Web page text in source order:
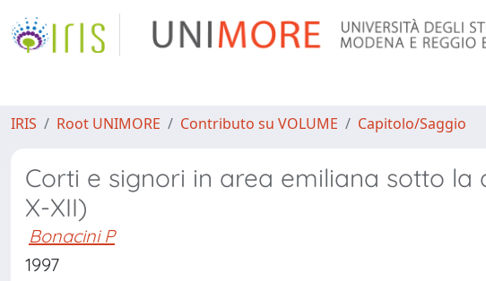
IRIS Root UNIMORE Contributo su VOLUME Capitolo/Saggio
Corti e signori in area emiliana sotto la
X-XII)
Bonacini P
1997